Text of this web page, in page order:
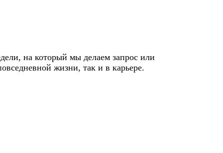
на который мы делаем запрос или
жизни, так и в карьере.